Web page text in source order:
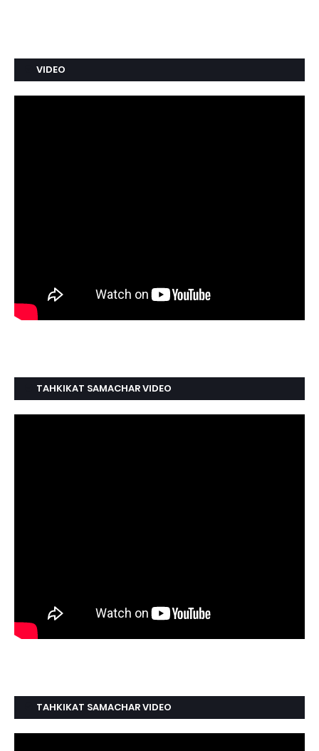
VIDEO
TAHKIKAT SAMACHAR VIDEO
TAHKIKAT SAMACHAR VIDEO